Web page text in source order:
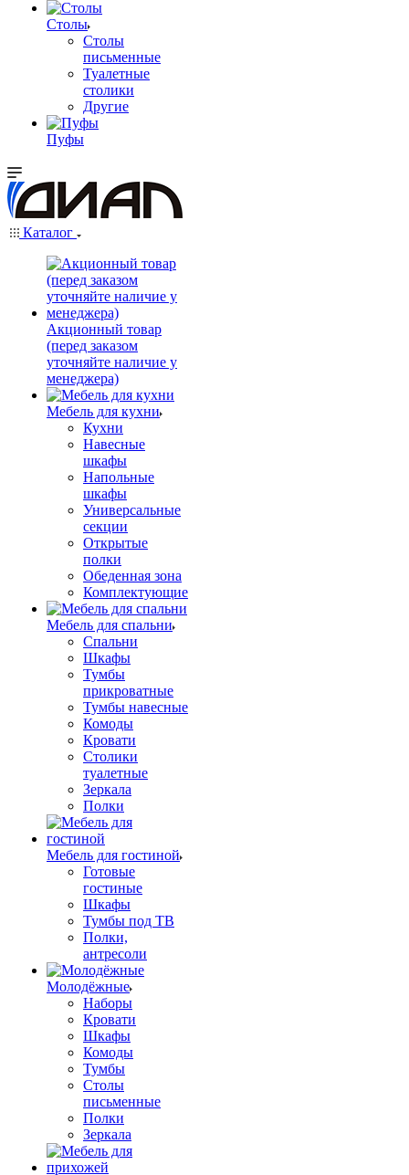
Столы
Столы
письменные
Туалетные
столики
Другие
Пуфы
Каталог
Акционный товар
(перед заказом
уточняйте наличие у
менеджера)
Мебель для кухни
Кухни
Навесные
шкафы
Напольные
шкафы
Универсальные
секции
Открытые
полки
Обеденная зона
Комплектующие
Мебель для спальни
Спальни
Шкафы
Тумбы
прикроватные
Тумбы навесные
Комоды
Кровати
Столики
туалетные
Зеркала
Полки
Мебель для гостиной
Готовые
гостиные
Шкафы
Тумбы под ТВ
Полки,
антресоли
Молодёжные
Наборы
Кровати
Шкафы
Комоды
Тумбы
Столы
письменные
Полки
Зеркала